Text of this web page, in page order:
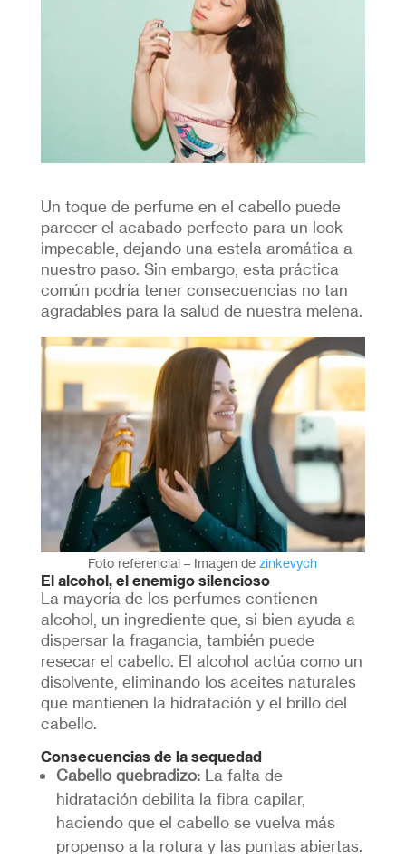
Un toque de perfume en el cabello puede
parecer el acabado perfecto para un look
impecable, dejando una estela aromática a
nuestro paso. Sin embargo, esta práctica
común podría tener consecuencias no tan
agradables para la salud de nuestra melena.
Foto referencial – Imagen dezinkevych
El alcohol, el enemigo silencioso
La mayoría de los perfumes contienen
alcohol, un ingrediente que, si bien ayuda a
dispersar la fragancia, también puede
resecar el cabello. El alcohol actúa como un
disolvente, eliminando los aceites naturales
que mantienen la hidratación y el brillo del
cabello.
Consecuencias de la sequedad
Cabello quebradizo:La falta de
hidratación debilita la fibra capilar,
haciendo que el cabello se vuelva más
propenso a la rotura y las puntas abiertas.